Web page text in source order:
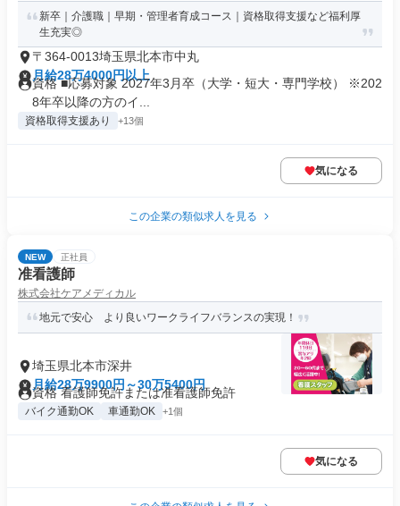
新卒｜介護職｜早期・管理者育成コース｜資格取得支援など福利厚
生充実◎
〒364-0013埼玉県北本市中丸
月給28万4000円以上
資格 ■応募対象 2027年3月卒（大学・短大・専門学校） ※202
8年卒以降の方のイ...
資格取得支援あり +13個
気になる
この企業の類似求人を見る
NEW 正社員
准看護師
株式会社ケアメディカル
地元で安心 より良いワークライフバランスの実現！
埼玉県北本市深井
月給28万9900円～30万5400円
資格 看護師免許または准看護師免許
バイク通勤OK 車通勤OK +1個
気になる